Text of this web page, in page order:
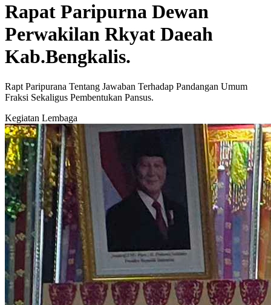
Rapat Paripurna Dewan
Perwakilan Rkyat Daeah
Kab.Bengkalis.
Rapt Paripurana Tentang Jawaban Terhadap Pandangan Umum
Fraksi Sekaligus Pembentukan Pansus.
Kegiatan Lembaga